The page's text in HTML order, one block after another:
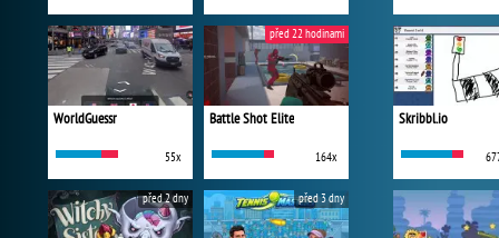
WorldGuessr
55x
Battle Shot Elite
164x
před 22 hodinami
před 2 dny před 3 dny
Skribbl.io